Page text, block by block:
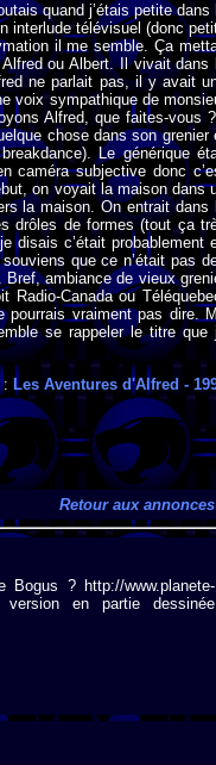
quand j’étais petite dans
interlude télévisuel (donc
il me semble. Ça
ou Albert. Il vivait dans
ne parlait pas, il y avait
voix sympathique de
Alfred, que faites-vous
chose dans son grenier
Le générique
caméra subjective donc
on voyait la maison dans
la maison. On entrait dans
drôles de formes (tout ça
disais c’était probablement
que ce n’était pas
ambiance de vieux
Radio-Canada ou
vraiment pas dire.
se rappeler le titre que
:Les Aventures d'Alfred -
Retour aux annonces
? http://www.planete-
version en partie dessinée